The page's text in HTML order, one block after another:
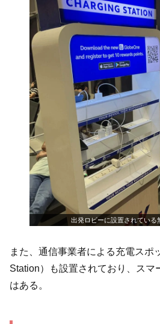
出発ロビーに設置されている
また、通信事業者による充電スポ
Station）も設置されており、スマ
はある。